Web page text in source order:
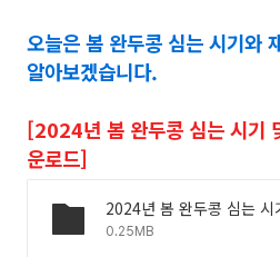
오늘은 봄 완두콩 심는 시기와
알아보겠습니다.
[2024년 봄 완두콩 심는 시기
운로드]
0.25MB